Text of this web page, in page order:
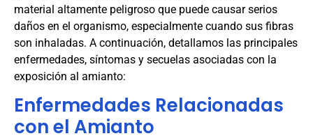
material altamente peligroso que puede causar serios
daños en el organismo, especialmente cuando sus fibras
son inhaladas. A continuación, detallamos las principales
enfermedades, síntomas y secuelas asociadas con la
exposición al amianto:
Enfermedades Relacionadas
con el Amianto